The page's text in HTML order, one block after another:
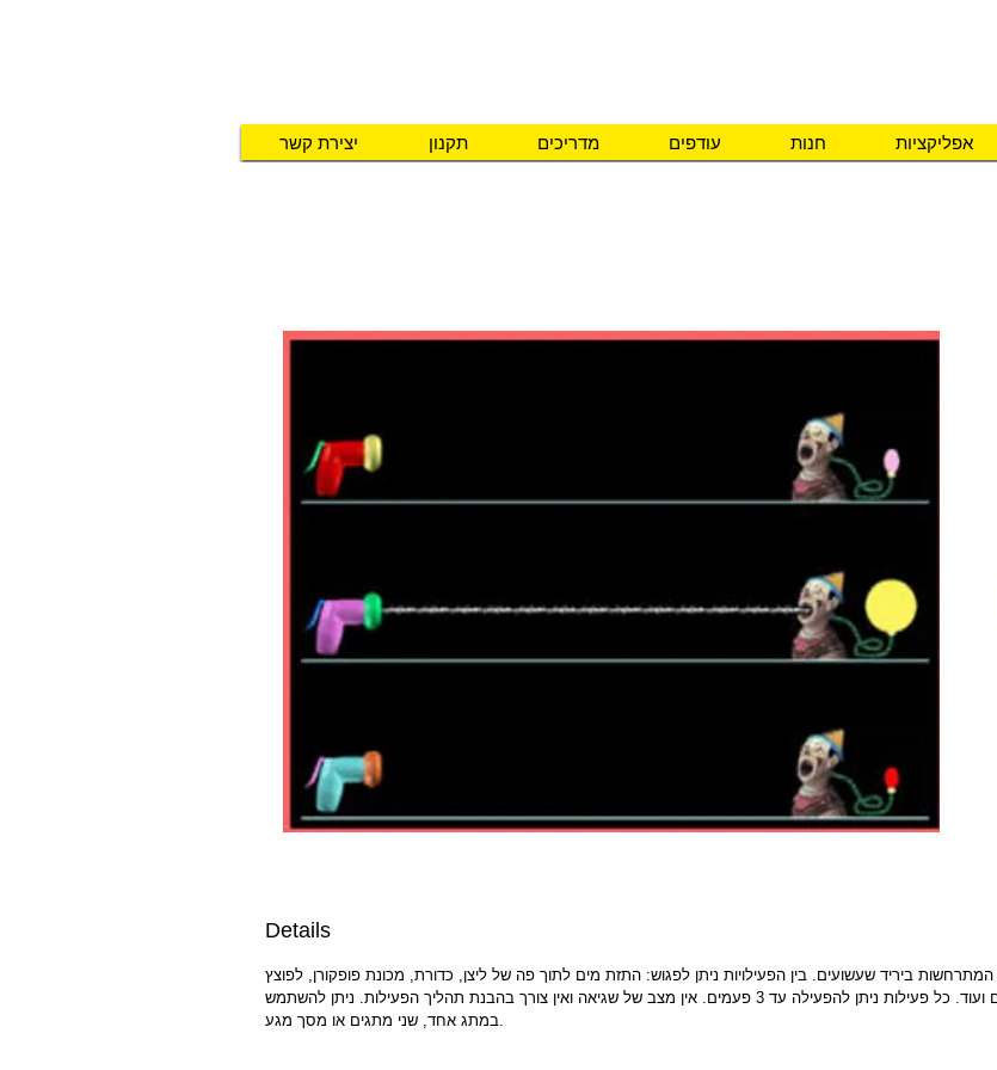
יצירת קשר תקנון מדריכים עודפים חנות אפליקציות
Details
– פארק שעשועים" מכיל 16 פעילויות המתרחשות ביריד שעשועים. בין הפעילויות ניתן לפגוש: התזת מים לתוך פה של ליצן, כדורת, מכונת פופקורן, לפוצץ
בלון בעזרת חיצים, מכונת גלידה, פעלולי אופנועים ועוד. כל פעילות ניתן להפעילה עד 3 פעמים. אין מצב של שגיאה ואין צורך בהבנת תהליך הפעילות. ניתן להשתמש
במתג אחד, שני מתגים או מסך מגע.